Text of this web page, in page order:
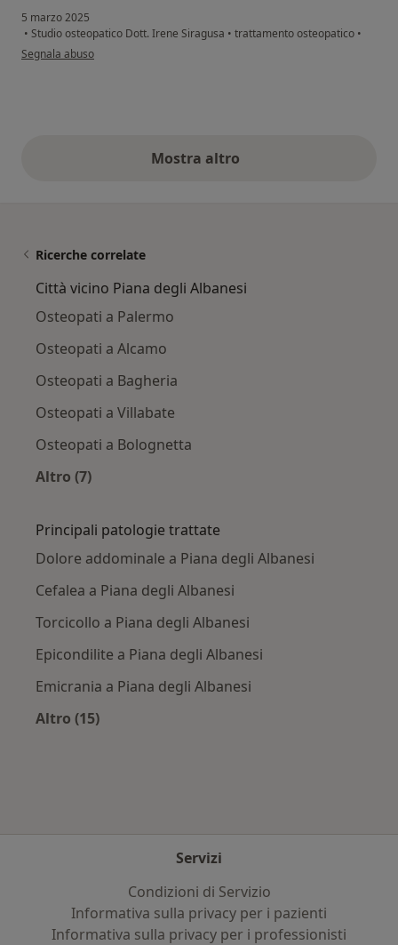
5 marzo 2025
• Studio osteopatico Dott. Irene Siragusa • trattamento osteopatico •
secondo l'opinione dell'utente Valentina
Segnala abuso
Mostra altroopinioni di cui sopra
Ricerche correlate
Città vicino Piana degli Albanesi
Osteopati a Palermo
Osteopati a Alcamo
Osteopati a Bagheria
Osteopati a Villabate
Osteopati a Bolognetta
Altro (7)
Principali patologie trattate
Dolore addominale a Piana degli Albanesi
Cefalea a Piana degli Albanesi
Torcicollo a Piana degli Albanesi
Epicondilite a Piana degli Albanesi
Emicrania a Piana degli Albanesi
Altro (15)
Servizi
Condizioni di Servizio
Informativa sulla privacy per i pazienti
Informativa sulla privacy per i professionisti